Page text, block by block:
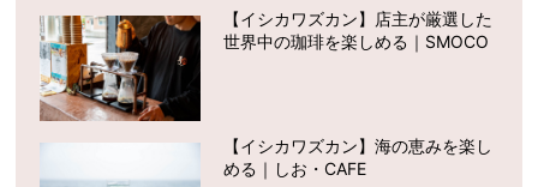
【イシカワズカン】店主が厳選した
世界中の珈琲を楽しめる｜SMOCO
【イシカワズカン】海の恵みを楽し
める｜しお・CAFE